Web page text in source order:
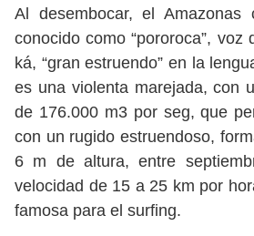
Al desembocar, el Amazonas
conocido como “pororoca”, voz
ká, “gran estruendo” en la
es una violenta marejada, con
de 176.000 m3 por seg, que
con un rugido estruendoso,
6 m de altura, entre
velocidad de 15 a 25 km por
famosa para el surfing.